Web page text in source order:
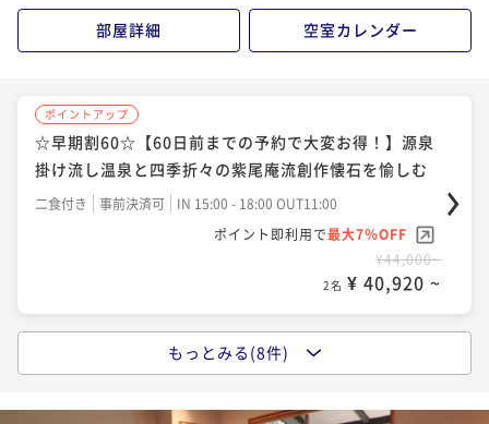
ポイント即利用で最大7％OFF
¥50,600~
ポイントアップ
【選べる特典付】ひとり時間を満喫 紫尾温泉で心ほ
どける大人のひとり旅プラン（1泊2食付）
事前決済可
IN 15:00 - 18:00 OUT11:00
最大7％OFF
¥52,800~
2名 ¥ 49,104 ~
【離れ客室で過ごす贅沢な休日】”自然涌出の源泉掛け
部屋詳細 空室カレンダー
ポイントアップ
☆早期割60☆【60日前までの予約で大変お得！】源泉
掛け流し温泉と四季折々の紫尾庵流創作懐石を愉しむ
二食付き 事前決済可
IN 15:00 - 18:00 OUT11:00
ポイント即利用で最大7％OFF
¥44,000~
2名 ¥ 40,920 ~
【好評につき延長】夏の温泉プラン♪お風呂上りは鹿
児島名物アイス「白熊」と缶ビールでひんやり【特典
もっとみる(8件)